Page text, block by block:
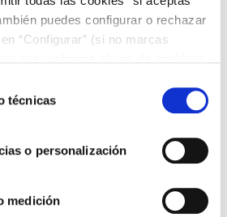
puedes configurar o rechazar
“Configurar” (si no marcas
técnicas
o personalización
mediciónDE NAVIDAD